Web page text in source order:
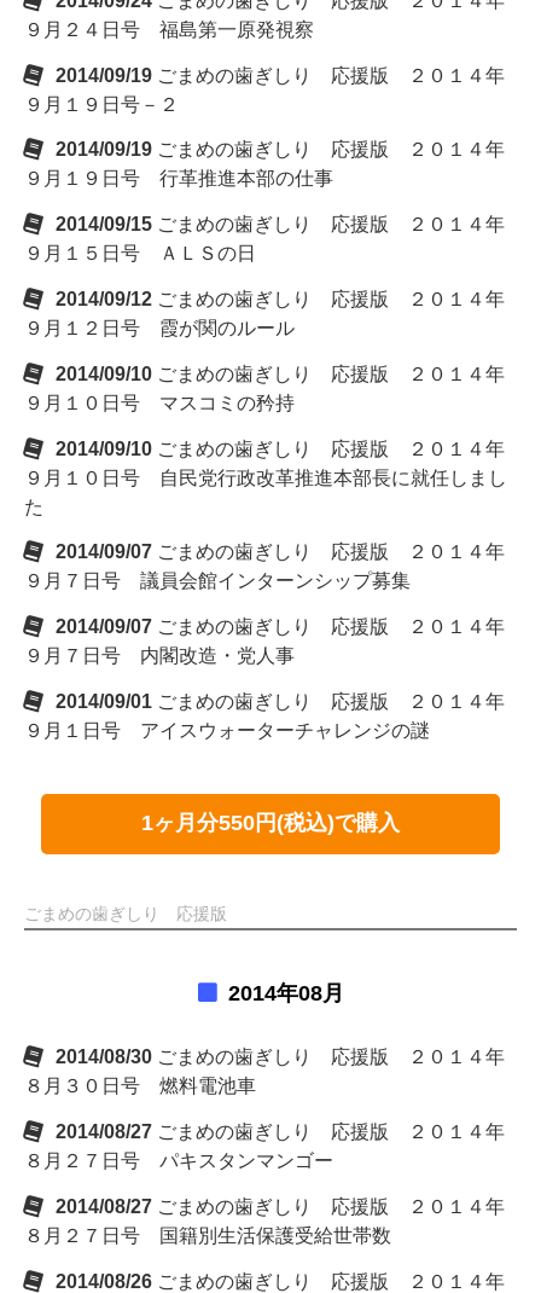
９月２４日号 福島第一原発視察
2014/09/19 ごまめの歯ぎしり 応援版 ２０１４年
９月１９日号－２
2014/09/19 ごまめの歯ぎしり 応援版 ２０１４年
９月１９日号 行革推進本部の仕事
2014/09/15 ごまめの歯ぎしり 応援版 ２０１４年
９月１５日号 ＡＬＳの日
2014/09/12 ごまめの歯ぎしり 応援版 ２０１４年
９月１２日号 霞が関のルール
2014/09/10 ごまめの歯ぎしり 応援版 ２０１４年
９月１０日号 マスコミの矜持
2014/09/10 ごまめの歯ぎしり 応援版 ２０１４年
９月１０日号 自民党行政改革推進本部長に就任しまし
た
2014/09/07 ごまめの歯ぎしり 応援版 ２０１４年
９月７日号 議員会館インターンシップ募集
2014/09/07 ごまめの歯ぎしり 応援版 ２０１４年
９月７日号 内閣改造・党人事
2014/09/01 ごまめの歯ぎしり 応援版 ２０１４年
９月１日号 アイスウォーターチャレンジの謎
1ヶ月分550円(税込)で購入
ごまめの歯ぎしり 応援版
2014年08月
2014/08/30 ごまめの歯ぎしり 応援版 ２０１４年
８月３０日号 燃料電池車
2014/08/27 ごまめの歯ぎしり 応援版 ２０１４年
８月２７日号 パキスタンマンゴー
2014/08/27 ごまめの歯ぎしり 応援版 ２０１４年
８月２７日号 国籍別生活保護受給世帯数
2014/08/26 ごまめの歯ぎしり 応援版 ２０１４年